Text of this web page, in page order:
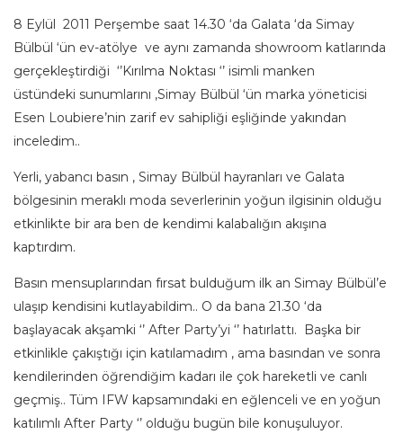
8 Eylül 2011 Perşembe saat 14.30 ‘da Galata ‘da Simay
Bülbül ‘ün ev-atölye ve aynı zamanda showroom katlarında
gerçekleştirdiği ‘’Kırılma Noktası ‘’ isimli manken
üstündeki sunumlarını ,Simay Bülbül ‘ün marka yöneticisi
Esen Loubiere’nin zarif ev sahipliği eşliğinde yakından
inceledim..
Yerli, yabancı basın , Simay Bülbül hayranları ve Galata
bölgesinin meraklı moda severlerinin yoğun ilgisinin olduğu
etkinlikte bir ara ben de kendimi kalabalığın akışına
kaptırdım.
Basın mensuplarından fırsat bulduğum ilk an Simay Bülbül’e
ulaşıp kendisini kutlayabildim.. O da bana 21.30 ‘da
başlayacak akşamki ‘’ After Party’yi ‘’ hatırlattı. Başka bir
etkinlikle çakıştığı için katılamadım , ama basından ve sonra
kendilerinden öğrendiğim kadarı ile çok hareketli ve canlı
geçmiş.. Tüm IFW kapsamındaki en eğlenceli ve en yoğun
katılımlı After Party ‘’ olduğu bugün bile konuşuluyor.